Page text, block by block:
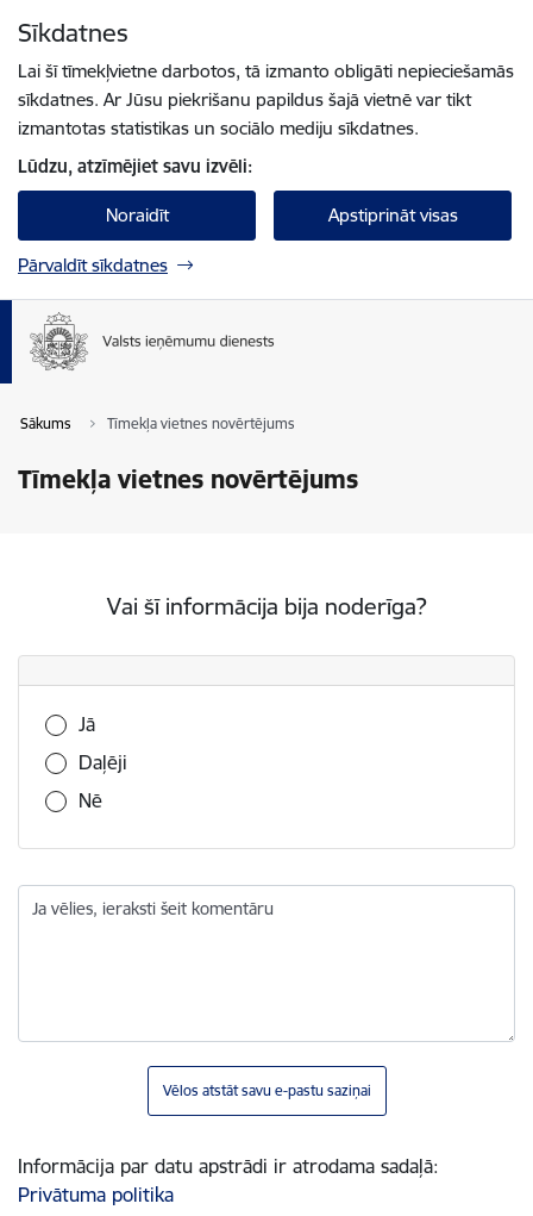
Sīkdatnes
Lai šī tīmekļvietne darbotos, tā izmanto obligāti nepieciešamās
sīkdatnes. Ar Jūsu piekrišanu papildus šajā vietnē var tikt
izmantotas statistikas un sociālo mediju sīkdatnes.
Lūdzu, atzīmējiet savu izvēli:
Noraidīt Apstiprināt visas
Pārvaldīt sīkdatnes
Sākums Tīmekļa vietnes novērtējums
Tīmekļa vietnes novērtējums
Vai šī informācija bija noderīga?
Vai šī informācija bija noderīga?
Jā
Daļēji
Nē
Ja vēlies, ieraksti šeit komentāru
Vēlos atstāt savu e-pastu saziņai
Informācija par datu apstrādi ir atrodama sadaļā:
Privātuma politika